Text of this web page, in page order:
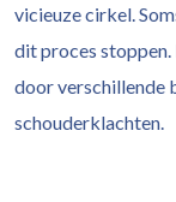
vicieuze cirkel.
dit proces
door verschillende
schouderklachten.